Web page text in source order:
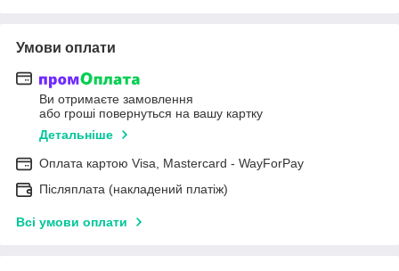
Умови оплати
Ви отримаєте замовлення
або гроші повернуться на вашу картку
Детальніше
Оплата картою Visa, Mastercard - WayForPay
Післяплата (накладений платіж)
Всі умови оплати